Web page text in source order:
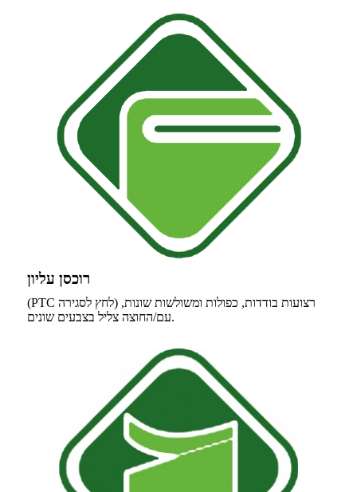
רוכסן עליון
(PTC לחץ לסגירה) רצועות בודדות, כפולות ומשולשות שונות,
עם/החוצה צליל בצבעים שונים.